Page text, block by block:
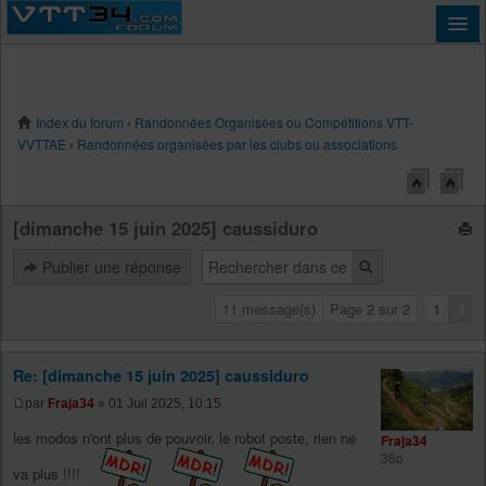
Index du forum ‹ Randonnées Organisées ou Compétitions VTT-
VVTTAE ‹ Randonnées organisées par les clubs ou associations
[dimanche 15 juin 2025] caussiduro
Publier une réponse
11 message(s) Page 2 sur 2 1
Re: [dimanche 15 juin 2025] caussiduro
par Fraja34 » 01 Juil 2025, 10:15
les modos n'ont plus de pouvoir, le robot poste, rien ne
va plus !!!!
Fraja34
36p